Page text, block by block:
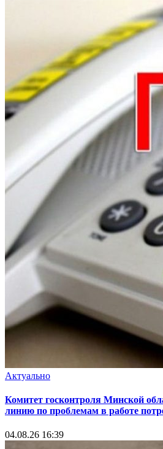
Актуально
Комитет госконтроля Минской
линию по проблемам в работе
04.08.26 16:39